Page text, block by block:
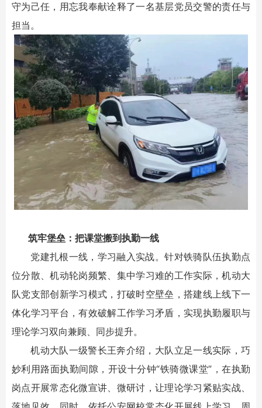
守为己任，用忘我奉献诠释了一名基层党员交警的责任与
担当。
筑牢堡垒：把课堂搬到执勤一线
党建扎根一线，学习融入实战。针对铁骑队伍执勤点
位分散、机动轮岗频繁、集中学习难的工作实际，机动大
队党支部创新学习模式，打破时空壁垒，搭建线上线下一
体化学习平台，有效破解工作学习矛盾，实现执勤履职与
理论学习双向兼顾、同步提升。
机动大队一级警长王奔介绍，大队立足一线实际，巧
妙利用路面执勤间隙，开设十分钟“铁骑微课堂”，在执勤
岗点开展常态化微宣讲、微研讨，让理论学习紧贴实战、